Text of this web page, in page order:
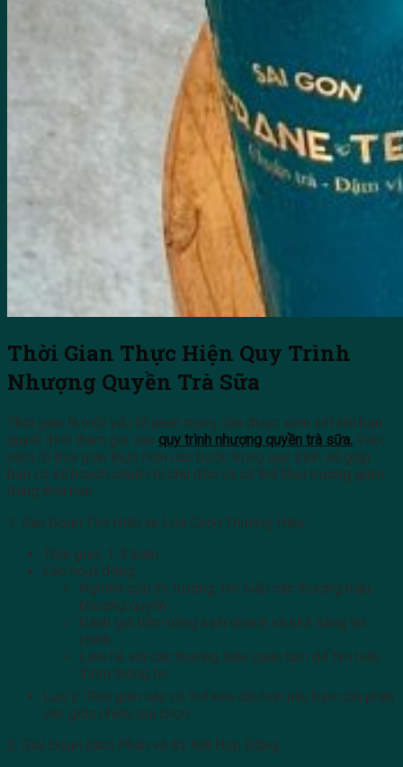
Thời Gian Thực Hiện Quy Trình
Nhượng Quyền Trà Sữa
Thời gian là một yếu tố quan trọng cần được xem xét khi bạn
quyết định tham gia vào quy trình nhượng quyền trà sữa. Việc
nắm rõ thời gian thực hiện các bước trong quy trình sẽ giúp
bạn có kế hoạch chuẩn bị chu đáo và có thể khai trương quán
đúng thời hạn.
1. Giai Đoạn Tìm Hiểu và Lựa Chọn Thương Hiệu:
Thời gian: 1-2 tuần
Các hoạt động:
Nghiên cứu thị trường, tìm hiểu các thương hiệu
nhượng quyền
Đánh giá tiềm năng kinh doanh và khả năng tài
chính
Liên hệ với các thương hiệu quan tâm để tìm hiểu
thêm thông tin
Lưu ý: Thời gian này có thể kéo dài hơn nếu bạn còn phân
vân giữa nhiều lựa chọn.
2. Giai Đoạn Đàm Phán và Ký Kết Hợp Đồng: